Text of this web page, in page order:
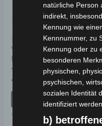
Kostenloser Versand
VSX VORDERGABEL
Bewertet
0
49,00
VSX
natürliche Person
indirekt,
Kennung wie
Kennnummer, zu
Kennung oder zu
besonderen
physischen,
psychischen,
sozialen Identität
identifiziert
b)